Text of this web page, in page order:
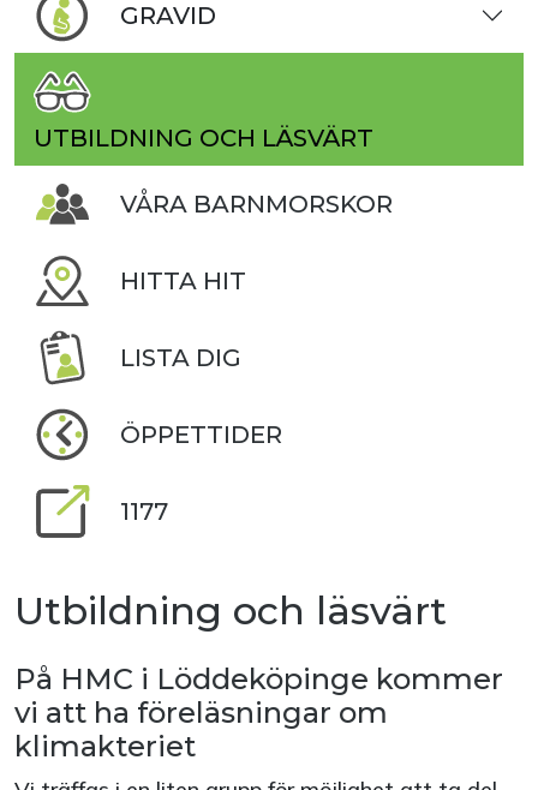
GRAVID
UTBILDNING OCH LÄSVÄRT
VÅRA BARNMORSKOR
HITTA HIT
LISTA DIG
ÖPPETTIDER
1177
Utbildning och läsvärt
På HMC i Löddeköpinge kommer
vi att ha föreläsningar om
klimakteriet